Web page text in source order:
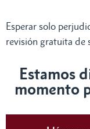
Esperar solo
revisión gratuita de
Estamos
momento